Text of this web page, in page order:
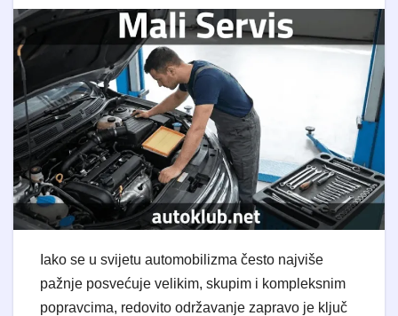
Iako se u svijetu automobilizma često najviše
pažnje posvećuje velikim, skupim i kompleksnim
popravcima, redovito održavanje zapravo je ključ